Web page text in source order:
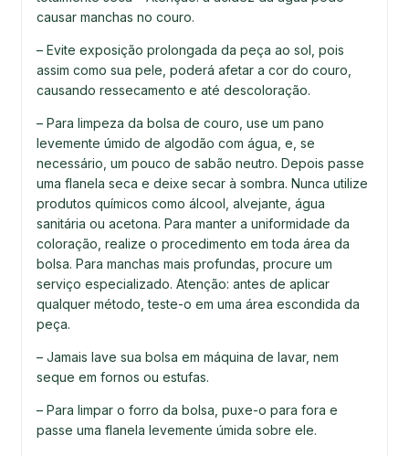
causar manchas no couro.
– Evite exposição prolongada da peça ao sol, pois
assim como sua pele, poderá afetar a cor do couro,
causando ressecamento e até descoloração.
– Para limpeza da bolsa de couro, use um pano
levemente úmido de algodão com água, e, se
necessário, um pouco de sabão neutro. Depois passe
uma flanela seca e deixe secar à sombra. Nunca utilize
produtos químicos como álcool, alvejante, água
sanitária ou acetona. Para manter a uniformidade da
coloração, realize o procedimento em toda área da
bolsa. Para manchas mais profundas, procure um
serviço especializado. Atenção: antes de aplicar
qualquer método, teste-o em uma área escondida da
peça.
– Jamais lave sua bolsa em máquina de lavar, nem
seque em fornos ou estufas.
– Para limpar o forro da bolsa, puxe-o para fora e
passe uma flanela levemente úmida sobre ele.